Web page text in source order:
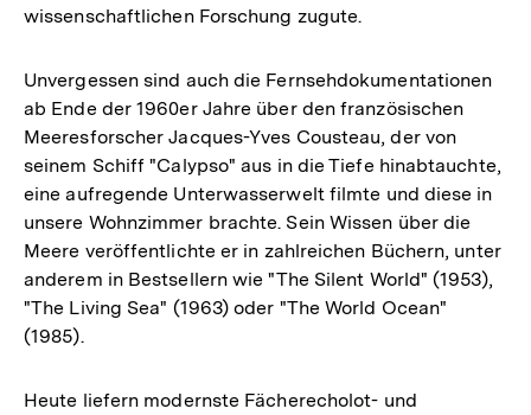
wissenschaftlichen Forschung zugute.
Unvergessen sind auch die Fernsehdokumentationen
ab Ende der 1960er Jahre über den französischen
Meeresforscher Jacques-Yves Cousteau, der von
seinem Schiff "Calypso" aus in die Tiefe hinabtauchte,
eine aufregende Unterwasserwelt filmte und diese in
unsere Wohnzimmer brachte. Sein Wissen über die
Meere veröffentlichte er in zahlreichen Büchern, unter
anderem in Bestsellern wie "The Silent World" (1953),
"The Living Sea" (1963) oder "The World Ocean"
(1985).
Heute liefern modernste Fächerecholot- und